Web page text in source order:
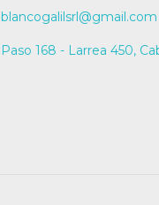
blancogalilsrl@gmail.com
Paso 168 - Larrea 450,